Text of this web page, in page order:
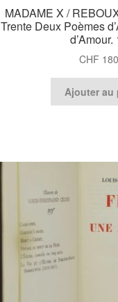
MADAME X /
Trente Deux Poèmes
d’Amour.
CHF
Ajouter au